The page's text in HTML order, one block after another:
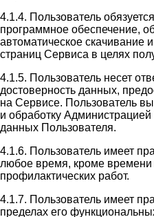
4.1.4. Пользователь
программное обеспечение,
автоматическое скачивание
страниц Сервиса в целях
4.1.5. Пользователь несет
достоверность данных,
на Сервисе. Пользователь
и обработку
данных Пользователя.
4.1.6. Пользователь имеет
любое время, кроме времени
профилактических работ.
4.1.7. Пользователь имеет
пределах его